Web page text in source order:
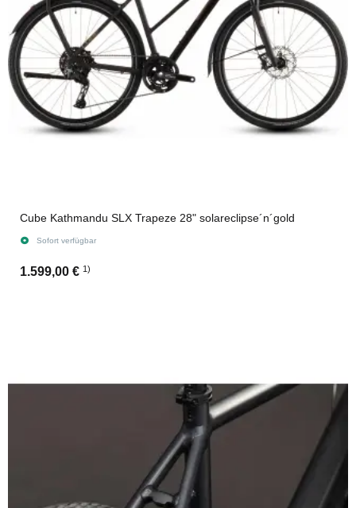
Cube Kathmandu SLX Trapeze 28" solareclipse´n´gold
Sofort verfügbar
1.599,00 € 1)